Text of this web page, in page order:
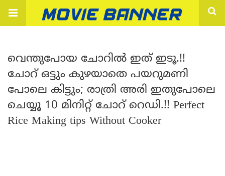
വെന്തുപോയ ചോറിൽ ഇത് ഇടൂ.!!
ചോറ് ഒട്ടും കുഴയാതെ പയറുമണി
പോലെ കിട്ടും; രാത്രി അരി ഇതുപോലെ
ചെയ്യൂ 10 മിനിറ്റ് ചോറ് റെഡി.!! Perfect
Rice Making tips Without Cooker